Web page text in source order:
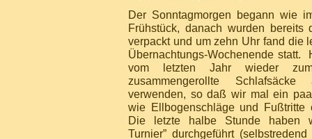
Der Sonntagmorgen begann wie
Frühstück, danach wurden bereits
verpackt und um zehn Uhr fand die
Übernachtungs-Wochenende statt.
vom letzten Jahr wieder
zusammengerollte
verwenden, so daß wir mal ein
wie Ellbogenschläge und Fußtritte
Die letzte halbe Stunde haben
Turnier” durchgeführt